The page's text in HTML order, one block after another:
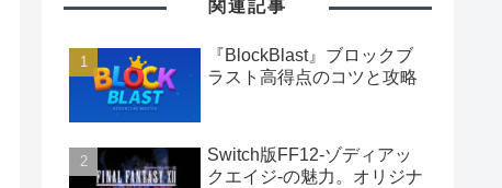
関連記事
『BlockBlast』ブロックブ
ラスト高得点のコツと攻略
Switch版FF12-ゾディアッ
クエイジ-の魅力。オリジナ